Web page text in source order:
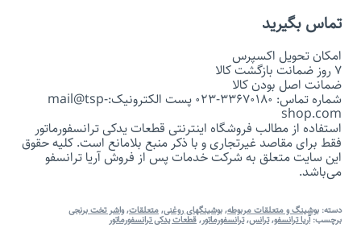
تماس بگیرید
امکان تحویل اکسپرس
7 روز ضمانت بازگشت کالا
ضمانت اصل بودن کالا
شماره تماس: 33670180-023 پست الکترونیک:mail@tsp-
shop.com
استفاده از مطالب فروشگاه اینترنتی قطعات یدکی ترانسفورماتور
فقط برای مقاصد غیرتجاری و با ذکر منبع بلامانع است. کلیه حقوق
این سایت متعلق به شرکت خدمات پس از فروش آریا ترانسفو
می‌باشد.
دسته: بوشینگ و متعلقات مربوطه,بوشینگهای روغنی,متعلقات,واشر تخت برنجی
برچسب:آریا ترانسفو,ترانس,ترانسفورماتور,قطعات یدکی ترانسفورماتور